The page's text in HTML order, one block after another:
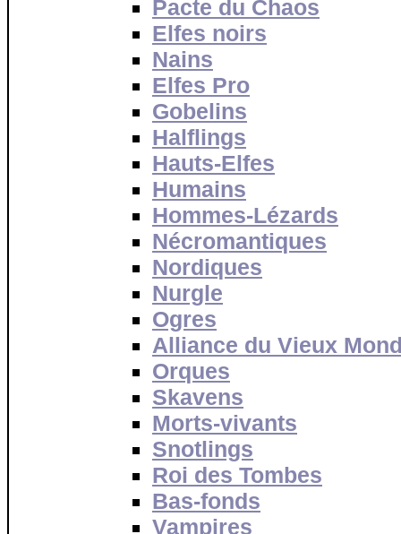
Pacte du Chaos
Elfes noirs
Nains
Elfes Pro
Gobelins
Halflings
Hauts-Elfes
Humains
Hommes-Lézards
Nécromantiques
Nordiques
Nurgle
Ogres
Alliance du Vieux
Orques
Skavens
Morts-vivants
Snotlings
Roi des Tombes
Bas-fonds
Vampires